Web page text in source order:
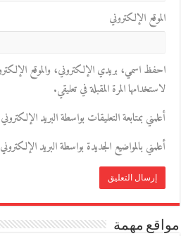
الموقع الإلكتروني
احفظ اسمي، بريدي الإلكتروني، والموقع
لاستخدامها المرة المقبلة في تعليقي.
أعلمني بمتابعة التعليقات بواسطة البريد
أعلمني بالمواضيع الجديدة بواسطة البريد
مواقع مهمة